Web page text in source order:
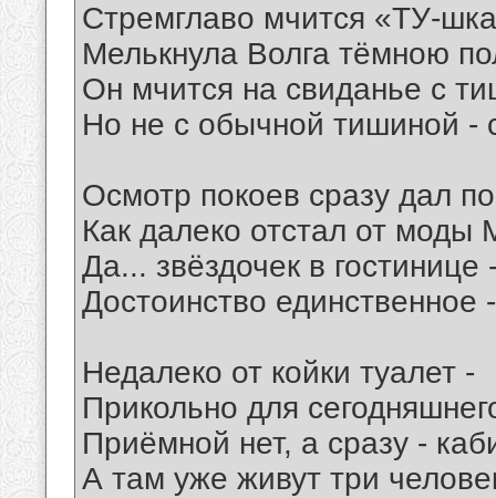
Стремглаво мчится «ТУ-
Мелькнула Волга тёмною
Он мчится на свиданье с
Но не с обычной тишиной -
Осмотр покоев сразу дал
Как далеко отстал от моды
Да... звёздочек в гостинице
Достоинство
Недалеко от койки туалет -
Прикольно для
Приёмной нет, а сразу -
А там уже живут три